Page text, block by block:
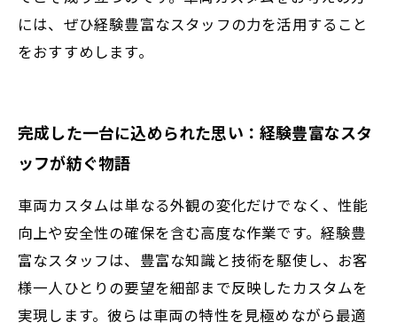
には、ぜひ経験豊富なスタッフの力を活用すること
をおすすめします。
完成した一台に込められた思い：経験豊富なスタ
ッフが紡ぐ物語
車両カスタムは単なる外観の変化だけでなく、性能
向上や安全性の確保を含む高度な作業です。経験豊
富なスタッフは、豊富な知識と技術を駆使し、お客
様一人ひとりの要望を細部まで反映したカスタムを
実現します。彼らは車両の特性を見極めながら最適